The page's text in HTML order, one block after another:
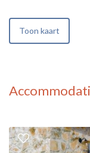
Toon kaart